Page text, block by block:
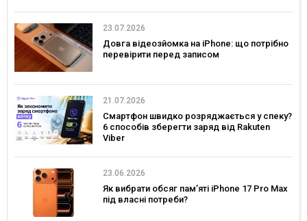
23.07.2026
Довга відеозйомка на iPhone: що потрібно
перевірити перед записом
21.07.2026
Смартфон швидко розряджається у спеку?
6 способів зберегти заряд від Rakuten
Viber
23.06.2026
Як вибрати обсяг пам’яті iPhone 17 Pro Max
під власні потреби?